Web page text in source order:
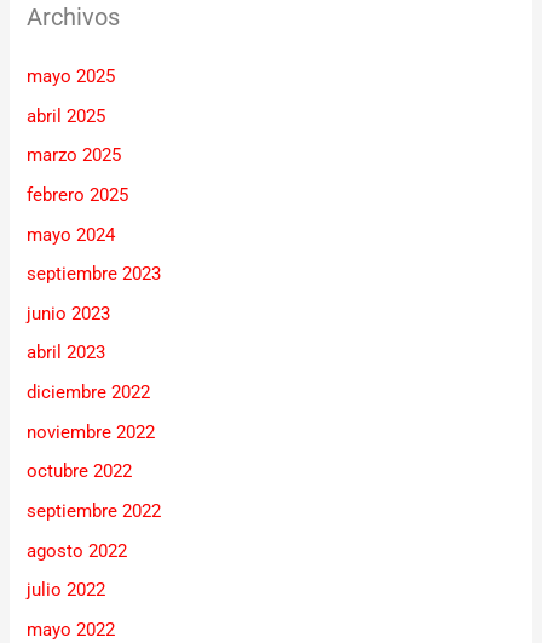
Archivos
mayo 2025
abril 2025
marzo 2025
febrero 2025
mayo 2024
septiembre 2023
junio 2023
abril 2023
diciembre 2022
noviembre 2022
octubre 2022
septiembre 2022
agosto 2022
julio 2022
mayo 2022